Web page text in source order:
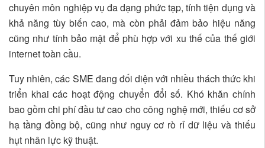
chuyên môn nghiệp vụ đa dạng phức tạp, tính tiện dụng và
khả năng tùy biến cao, mà còn phải đảm bảo hiệu năng
cũng như tính bảo mật để phù hợp với xu thế của thế giới
internet toàn cầu.
Tuy nhiên, các SME đang đối diện với nhiều thách thức khi
triển khai các hoạt động chuyển đổi số. Khó khăn chính
bao gồm chi phí đầu tư cao cho công nghệ mới, thiếu cơ sở
hạ tầng đồng bộ, cũng như nguy cơ rò rỉ dữ liệu và thiếu
hụt nhân lực kỹ thuật.